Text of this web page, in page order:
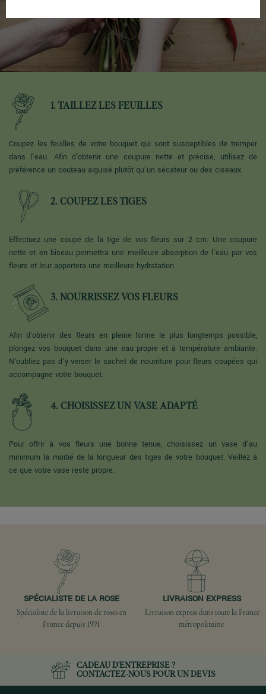
1. TAILLEZ LES FEUILLES
Coupez les feuilles de votre bouquet qui sont susceptibles de tremper
dans l'eau. Afin d'obtenir une coupure nette et précise, utilisez de
préférence un couteau aiguisé plutôt qu’un sécateur ou des ciseaux.
2. COUPEZ LES TIGES
Effectuez une coupe de la tige de vos fleurs sur 2 cm. Une coupure
nette et en biseau permettra une meilleure absorption de l'eau par vos
fleurs et leur apportera une meilleure hydratation.
3. NOURRISSEZ VOS FLEURS
Afin d'obtenir des fleurs en pleine forme le plus longtemps possible,
plongez vos bouquet dans une eau propre et à température ambiante.
N'oubliez pas d'y verser le sachet de nourriture pour fleurs coupées qui
accompagne votre bouquet.
4. CHOISISSEZ UN VASE ADAPTÉ
Pour offrir à vos fleurs une bonne tenue, choisissez un vase d'au
minimum la moitié de la longueur des tiges de votre bouquet. Veillez à
ce que votre vase reste propre.
SPÉCIALISTE DE LA ROSE
Spécialiste de la livraison de roses en
France depuis 1991
LIVRAISON EXPRESS
Livraison express dans toute la France
métropolitaine
CADEAU D'ENTREPRISE ?
CONTACTEZ-NOUSPOUR UN DEVIS